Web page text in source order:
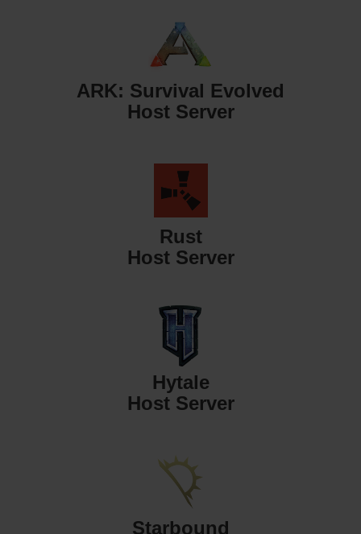
ARK: Survival Evolved
Host Server
Rust
Host Server
Hytale
Host Server
Starbound